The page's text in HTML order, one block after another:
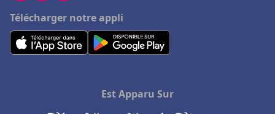
Télécharger notre appli
Est Apparu Sur